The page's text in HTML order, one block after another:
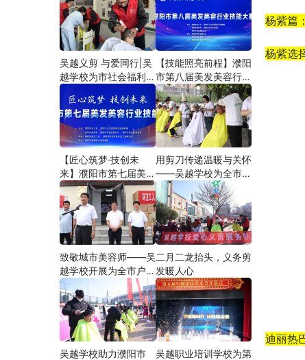
杨紫篇：
杨紫选
迪丽热
成果汇报会圆满成功！外劳动者
吴越义剪 与爱同行|吴
越学校为市社会福利院
爱心义剪
【技能照亮前程】濮阳
市第八届美发美容行业
技能大赛圆满闭幕
【匠心筑梦·技创未
来】濮阳市第七届美发
美容行业技能大赛在市
工人文化宫隆重举行
用剪刀传递温暖与关怀
——吴越学校为全市户
外劳动者爱心义剪
致敬城市美容师——吴
越学校开展为全市户外
劳动者爱心义剪活动
二月二龙抬头，义务剪
发暖人心
吴越学校助力濮阳市
吴越职业培训学校为第